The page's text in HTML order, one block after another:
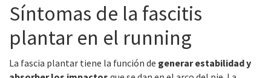
Síntomas de la fascitis
plantar en el running
La fascia plantar tiene la función de generar estabilidad y